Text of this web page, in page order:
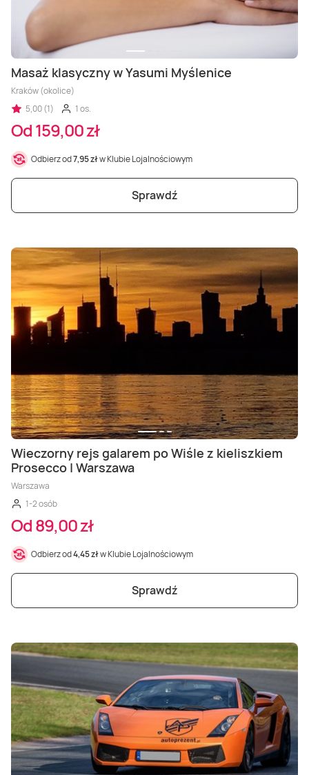
Masaż klasyczny w Yasumi Myślenice
Kraków (okolice)
5,00 (1)
1 os.
Od 159,00 zł
Odbierz od7,95 złw Klubie Lojalnościowym
Sprawdź
Wieczorny rejs galarem po Wiśle z kieliszkiem
Prosecco | Warszawa
Warszawa
1-2 osób
Od 89,00 zł
Odbierz od4,45 złw Klubie Lojalnościowym
Sprawdź